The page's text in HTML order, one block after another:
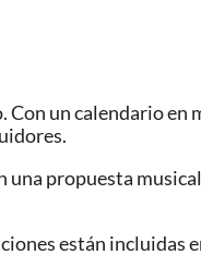
un calendario
propuesta
están